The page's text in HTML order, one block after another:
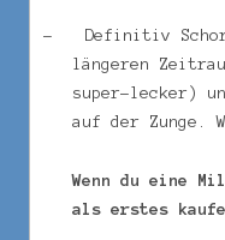
–
Definitiv
längeren
super-lecker)
auf der Zunge.
Wenn du eine
als erstes